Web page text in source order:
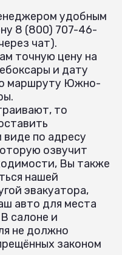
удобным
8 (800) 707-46-
чат).
точную цену на
и дату
маршруту Южно-
то
по адресу
озвучит
Вы также
нашей
эвакуатора,
авто для места
салоне и
не должно
законом